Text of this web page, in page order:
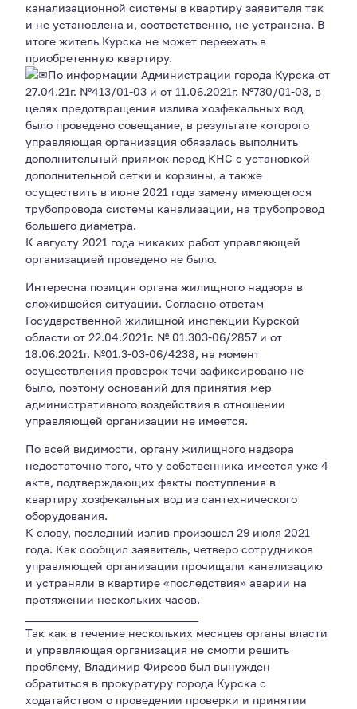
канализационной системы в квартиру заявителя так
и не установлена и, соответственно, не устранена. В
итоге житель Курска не может переехать в
приобретенную квартиру.
По информации Администрации города Курска от
27.04.21г. №413/01-03 и от 11.06.2021г. №730/01-03, в
целях предотвращения излива хозфекальных вод
было проведено совещание, в результате которого
управляющая организация обязалась выполнить
дополнительный приямок перед КНС с установкой
дополнительной сетки и корзины, а также
осуществить в июне 2021 года замену имеющегося
трубопровода системы канализации, на трубопровод
большего диаметра.
К августу 2021 года никаких работ управляющей
организацией проведено не было.
Интересна позиция органа жилищного надзора в
сложившейся ситуации. Согласно ответам
Государственной жилищной инспекции Курской
области от 22.04.2021г. № 01.303-06/2857 и от
18.06.2021г. №01.3-03-06/4238, на момент
осуществления проверок течи зафиксировано не
было, поэтому оснований для принятия мер
административного воздействия в отношении
управляющей организации не имеется.
По всей видимости, органу жилищного надзора
недостаточно того, что у собственника имеется уже 4
акта, подтверждающих факты поступления в
квартиру хозфекальных вод из сантехнического
оборудования.
К слову, последний излив произошел 29 июля 2021
года. Как сообщил заявитель, четверо сотрудников
управляющей организации прочищали канализацию
и устраняли в квартире «последствия» аварии на
протяжении нескольких часов.
Так как в течение нескольких месяцев органы власти
и управляющая организация не смогли решить
проблему, Владимир Фирсов был вынужден
обратиться в прокуратуру города Курска с
ходатайством о проведении проверки и принятии